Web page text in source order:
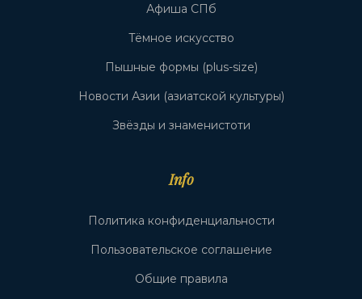
Афиша СПб
Тёмное искусство
Пышные формы (plus-size)
Новости Азии (азиатской культуры)
Звёзды и знаменистоти
Info
Политика конфиденциальности
Пользовательское соглашение
Общие правила